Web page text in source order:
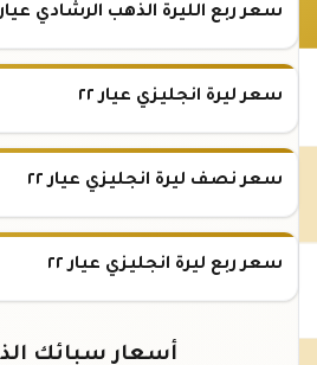
سعر ربع الليرة الذهب الرشادي عيار
سعر ليرة انجليزي عيار ٢٢
سعر نصف ليرة انجليزي عيار ٢٢
سعر ربع ليرة انجليزي عيار ٢٢
أسعار سبائك